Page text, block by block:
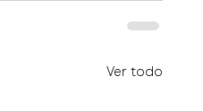
Ver todo